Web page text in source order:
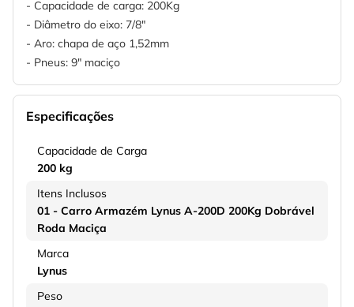
- Capacidade de carga: 200Kg
- Diâmetro do eixo: 7/8"
- Aro: chapa de aço 1,52mm
- Pneus: 9" maciço
Especificações
Capacidade de Carga
200 kg
Itens Inclusos
01 - Carro Armazém Lynus A-200D 200Kg Dobrável
Roda Maciça
Marca
Lynus
Peso